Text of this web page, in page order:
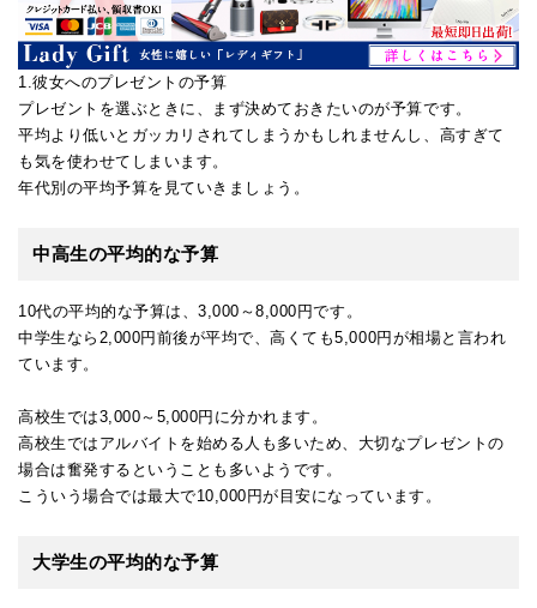
1.彼女へのプレゼントの予算
プレゼントを選ぶときに、まず決めておきたいのが予算です。
平均より低いとガッカリされてしまうかもしれませんし、高すぎて
も気を使わせてしまいます。
年代別の平均予算を見ていきましょう。
中高生の平均的な予算
10代の平均的な予算は、3,000～8,000円です。
中学生なら2,000円前後が平均で、高くても5,000円が相場と言われ
ています。
高校生では3,000～5,000円に分かれます。
高校生ではアルバイトを始める人も多いため、大切なプレゼントの
場合は奮発するということも多いようです。
こういう場合では最大で10,000円が目安になっています。
大学生の平均的な予算